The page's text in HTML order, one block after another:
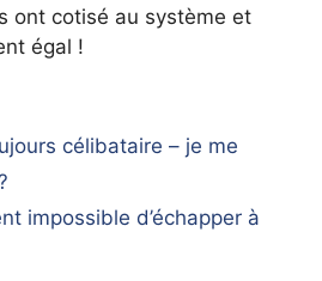
ont cotisé au système et
égal !
célibataire – je me
impossible d’échapper à